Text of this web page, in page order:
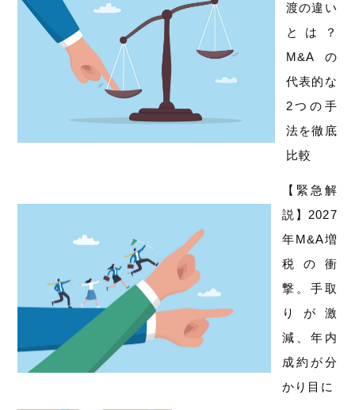
渡の違い
とは？
M&Aの
代表的な
2つの手
法を徹底
比較
【緊急解
説】2027
年M&A増
税の衝
撃。手取
りが激
減、年内
成約が分
かり目に